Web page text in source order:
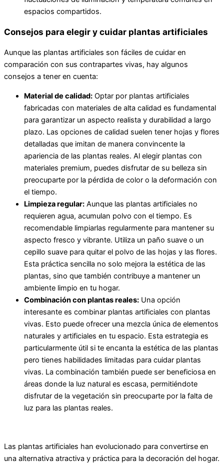
espacios compartidos.
Consejos para elegir y cuidar plantas artificiales
Aunque las plantas artificiales son fáciles de cuidar en
comparación con sus contrapartes vivas, hay algunos
consejos a tener en cuenta:
Material de calidad: Optar por plantas artificiales
fabricadas con materiales de alta calidad es fundamental
para garantizar un aspecto realista y durabilidad a largo
plazo. Las opciones de calidad suelen tener hojas y flores
detalladas que imitan de manera convincente la
apariencia de las plantas reales. Al elegir plantas con
materiales premium, puedes disfrutar de su belleza sin
preocuparte por la pérdida de color o la deformación con
el tiempo.
Limpieza regular: Aunque las plantas artificiales no
requieren agua, acumulan polvo con el tiempo. Es
recomendable limpiarlas regularmente para mantener su
aspecto fresco y vibrante. Utiliza un paño suave o un
cepillo suave para quitar el polvo de las hojas y las flores.
Esta práctica sencilla no solo mejora la estética de las
plantas, sino que también contribuye a mantener un
ambiente limpio en tu hogar.
Combinación con plantas reales: Una opción
interesante es combinar plantas artificiales con plantas
vivas. Esto puede ofrecer una mezcla única de elementos
naturales y artificiales en tu espacio. Esta estrategia es
particularmente útil si te encanta la estética de las plantas
pero tienes habilidades limitadas para cuidar plantas
vivas. La combinación también puede ser beneficiosa en
áreas donde la luz natural es escasa, permitiéndote
disfrutar de la vegetación sin preocuparte por la falta de
luz para las plantas reales.
Las plantas artificiales han evolucionado para convertirse en
una alternativa atractiva y práctica para la decoración del hogar.